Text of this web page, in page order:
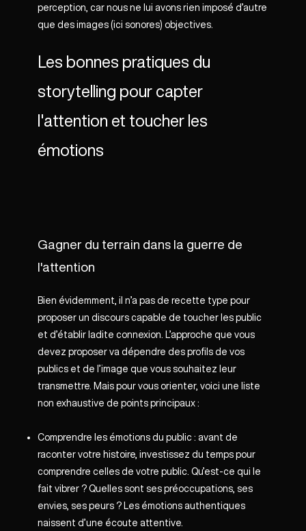
perception, car nous ne lui avons rien imposé d’autre
que des images (ici sonores) objectives.
Les bonnes pratiques du
storytelling pour capter
l'attention et toucher les
émotions
Gagner du terrain dans la guerre de
l'attention
Bien évidemment, il n’a pas de recette type pour
proposer un discours capable de toucher les public
et d’établir ladite connexion. L’approche que vous
devez proposer va dépendre des profils de vos
publics et de l’image que vous souhaitez leur
transmettre. Mais pour vous orienter, voici une liste
non exhaustive de points principaux :
Comprendre les émotions du public : avant de
raconter votre histoire, investissez du temps pour
comprendre celles de votre public. Qu’est-ce qui le
fait vibrer ? Quelles sont ses préoccupations, ses
envies, ses peurs ? Les émotions authentiques
naissent d’une écoute attentive.